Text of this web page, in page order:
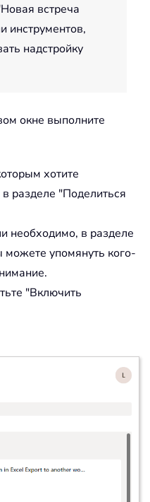
встреча
инструментов,
надстройку
окне выполните
хотите
разделе "Поделиться
необходимо, в разделе
упомянуть кого-
"Включить